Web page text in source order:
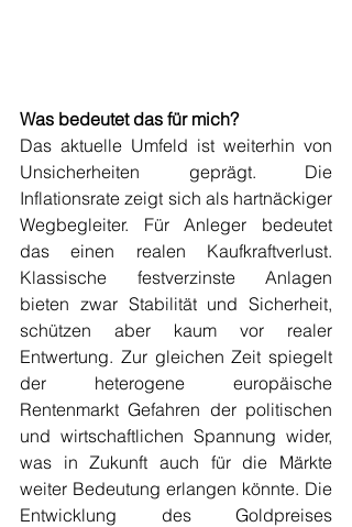
Was bedeutet das für mich?
Das aktuelle Umfeld ist weiterhin von
Unsicherheiten geprägt. Die
Inflationsrate zeigt sich als hartnäckiger
Wegbegleiter. Für Anleger bedeutet
das einen realen Kaufkraftverlust.
Klassische festverzinste Anlagen
bieten zwar Stabilität und Sicherheit,
schützen aber kaum vor realer
Entwertung. Zur gleichen Zeit spiegelt
der heterogene europäische
Rentenmarkt Gefahren der politischen
und wirtschaftlichen Spannung wider,
was in Zukunft auch für die Märkte
weiter Bedeutung erlangen könnte. Die
Entwicklung des Goldpreises